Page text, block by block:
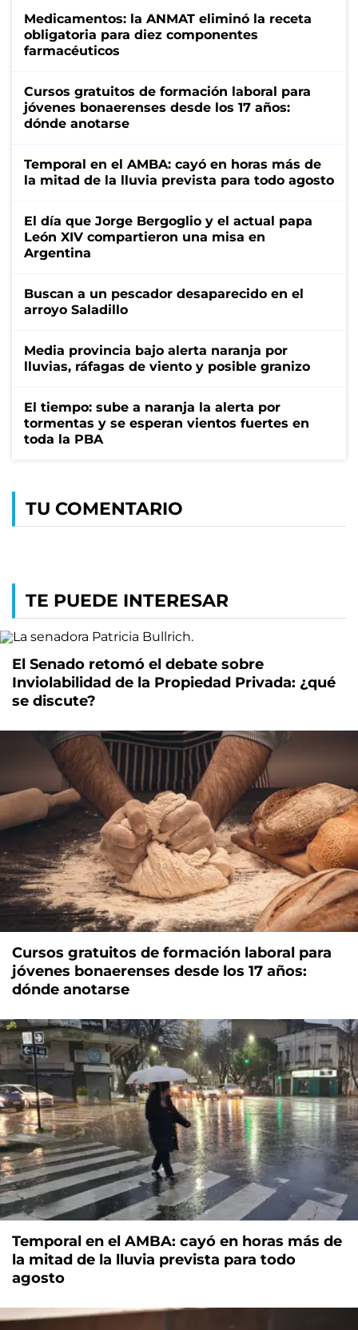
Medicamentos: la ANMAT eliminó la receta
obligatoria para diez componentes
farmacéuticos
Cursos gratuitos de formación laboral para
jóvenes bonaerenses desde los 17 años:
dónde anotarse
Temporal en el AMBA: cayó en horas más de
la mitad de la lluvia prevista para todo agosto
El día que Jorge Bergoglio y el actual papa
León XIV compartieron una misa en
Argentina
Buscan a un pescador desaparecido en el
arroyo Saladillo
Media provincia bajo alerta naranja por
lluvias, ráfagas de viento y posible granizo
El tiempo: sube a naranja la alerta por
tormentas y se esperan vientos fuertes en
toda la PBA
TU COMENTARIO
TE PUEDE INTERESAR
El Senado retomó el debate sobre
Inviolabilidad de la Propiedad Privada: ¿qué
se discute?
Cursos gratuitos de formación laboral para
jóvenes bonaerenses desde los 17 años:
dónde anotarse
Temporal en el AMBA: cayó en horas más de
la mitad de la lluvia prevista para todo
agosto